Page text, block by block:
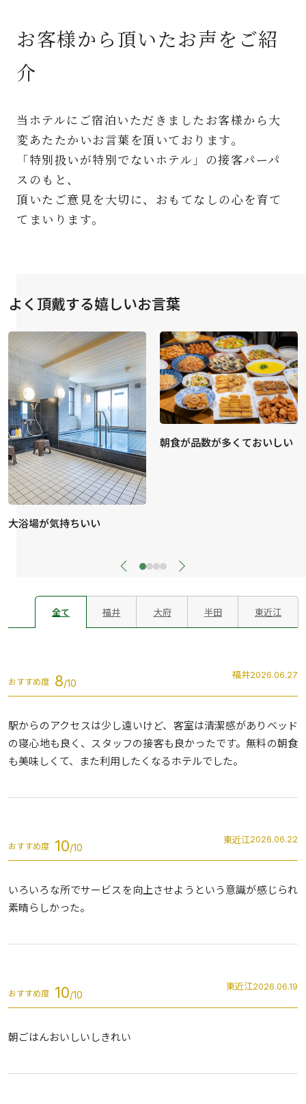
お客様から頂いたお声をご紹
介
当ホテルにご宿泊いただきましたお客様から大
変あたたかいお言葉を頂いております。
「特別扱いが特別でないホテル」の接客パーパ
スのもと、
頂いたご意見を大切に、おもてなしの心を育て
てまいります。
よく頂戴する嬉しいお言葉
大浴場が気持ちいい
朝食が品数が多くておいしい
全て 福井 大府 半田 東近江
おすすめ度 8 福井2026.06.27
駅からのアクセスは少し遠いけど、客室は清潔感がありベッド
の寝心地も良く、スタッフの接客も良かったです。無料の朝食
も美味しくて、また利用したくなるホテルでした。
おすすめ度 10 東近江2026.06.22
いろいろな所でサービスを向上させようという意識が感じられ
素晴らしかった。
おすすめ度 10 東近江2026.06.19
朝ごはんおいしいしきれい